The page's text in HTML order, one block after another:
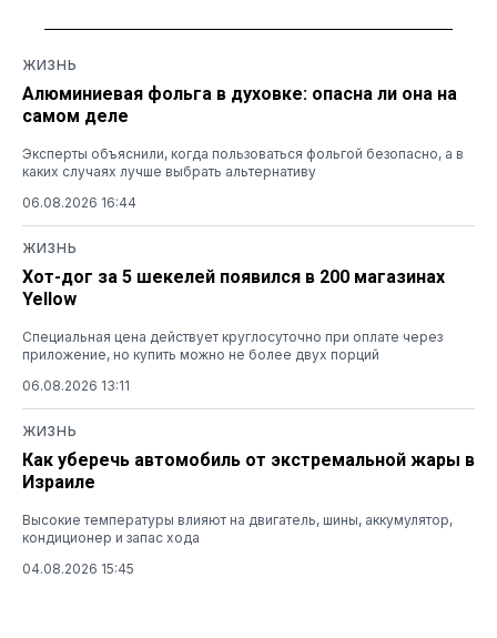
ЖИЗНЬ
Алюминиевая фольга в духовке: опасна ли она на
самом деле
Эксперты объяснили, когда пользоваться фольгой безопасно, а в
каких случаях лучше выбрать альтернативу
06.08.2026 16:44
ЖИЗНЬ
Хот-дог за 5 шекелей появился в 200 магазинах
Yellow
Специальная цена действует круглосуточно при оплате через
приложение, но купить можно не более двух порций
06.08.2026 13:11
ЖИЗНЬ
Как уберечь автомобиль от экстремальной жары в
Израиле
Высокие температуры влияют на двигатель, шины, аккумулятор,
кондиционер и запас хода
04.08.2026 15:45